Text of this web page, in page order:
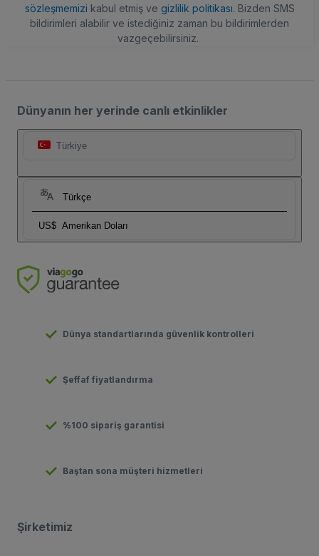
sözleşmemizi kabul etmiş ve gizlilik politikası. Bizden SMS
bildirimleri alabilir ve istediğiniz zaman bu bildirimlerden
vazgeçebilirsiniz.
Dünyanın her yerinde canlı etkinlikler
Türkiye
Türkçe
US$ Amerikan Doları
Dünya standartlarında güvenlik kontrolleri
Şeffaf fiyatlandırma
%100 sipariş garantisi
Baştan sona müşteri hizmetleri
Şirketimiz